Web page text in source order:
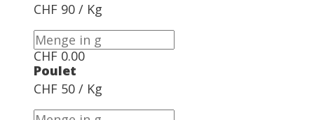
CHF 90 / Kg
CHF 0.00
Poulet
CHF 50 / Kg